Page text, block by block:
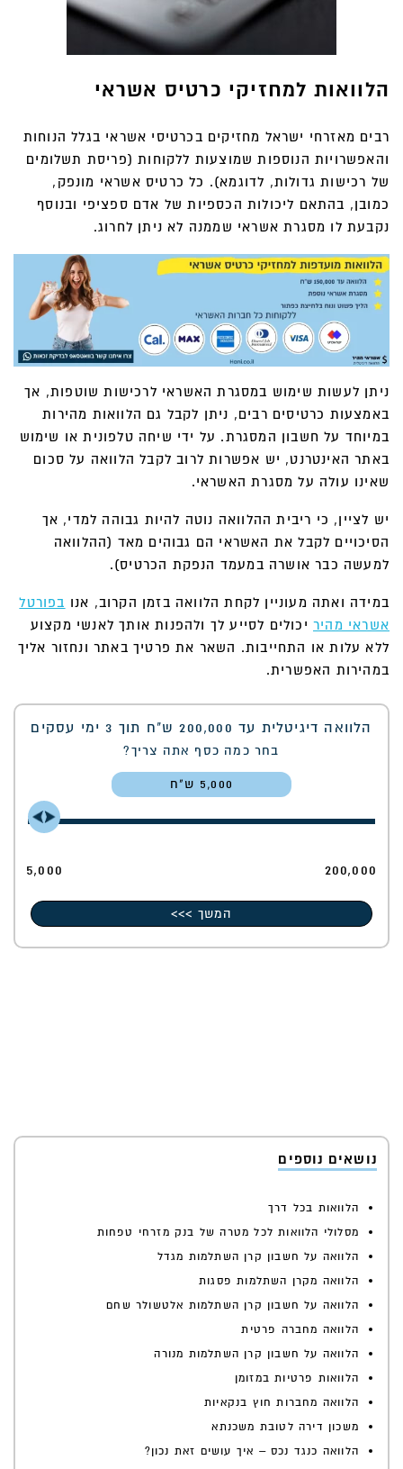
הלוואות למחזיקי כרטיס אשראי
רבים מאזרחי ישראל מחזיקים בכרטיסי אשראי בגלל הנוחות
והאפשרויות הנוספות שמוצעות ללקוחות (פריסת תשלומים
של רכישות גדולות, לדוגמא). כל כרטיס אשראי מונפק,
כמובן, בהתאם ליכולות הכספיות של אדם ספציפי ובנוסף
נקבעת לו מסגרת אשראי שממנה לא ניתן לחרוג.
ניתן לעשות שימוש במסגרת האשראי לרכישות שוטפות, אך
באמצעות כרטיסים רבים, ניתן לקבל גם הלוואות מהירות
במיוחד על חשבון המסגרת. על ידי שיחה טלפונית או שימוש
באתר האינטרנט, יש אפשרות לרוב לקבל הלוואה על סכום
שאינו עולה על מסגרת האשראי.
יש לציין, כי ריבית ההלוואה נוטה להיות גבוהה למדי, אך
הסיכויים לקבל את האשראי הם גבוהים מאד (ההלוואה
למעשה כבר אושרה במעמד הנפקת הכרטיס).
במידה ואתה מעוניין לקחת הלוואה בזמן הקרוב, אנו בפורטל
אשראי מהיר יכולים לסייע לך ולהפנות אותך לאנשי מקצוע
ללא עלות או התחייבות. השאר את פרטיך באתר ונחזור אליך
במהירות האפשרית.
הלוואה דיגיטלית עד 200,000 ש"ח תוך 3 ימי עסקים
בחר כמה כסף אתה צריך?
5,000
5,000 200,000
המשך >>>
נושאים נוספים
הלוואות בכל דרך
מסלולי הלוואות לכל מטרה של בנק מזרחי טפחות
הלוואה על חשבון קרן השתלמות מגדל
הלוואה מקרן השתלמות פסגות
הלוואה על חשבון קרן השתלמות אלטשולר שחם
הלוואה מחברה פרטית
הלוואה על חשבון קרן השתלמות מנורה
הלוואות פרטיות במזומן
הלוואה מחברות חוץ בנקאיות
משכון דירה לטובת משכנתא
הלוואה כנגד נכס – איך עושים זאת נכון?